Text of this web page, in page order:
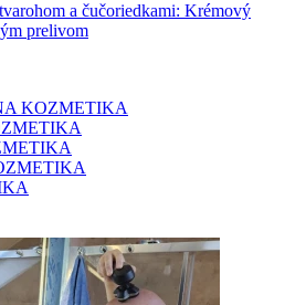
a čučoriedkami: Krémový
prelivom
KOZMETIKA